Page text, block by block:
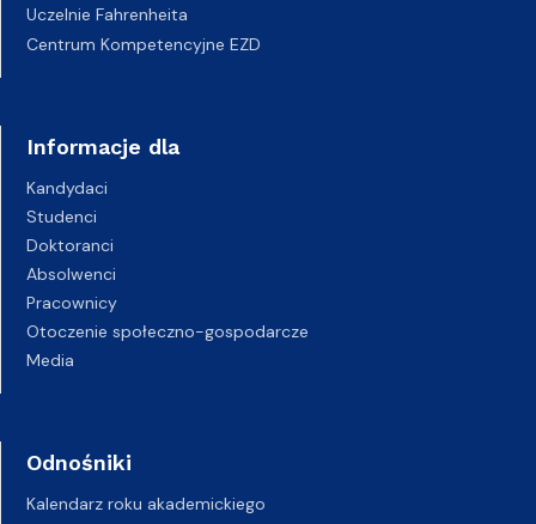
Uczelnie Fahrenheita
Centrum Kompetencyjne EZD
Informacje dla
Kandydaci
Studenci
Doktoranci
Absolwenci
Pracownicy
Otoczenie społeczno-gospodarcze
Media
Odnośniki
Kalendarz roku akademickiego